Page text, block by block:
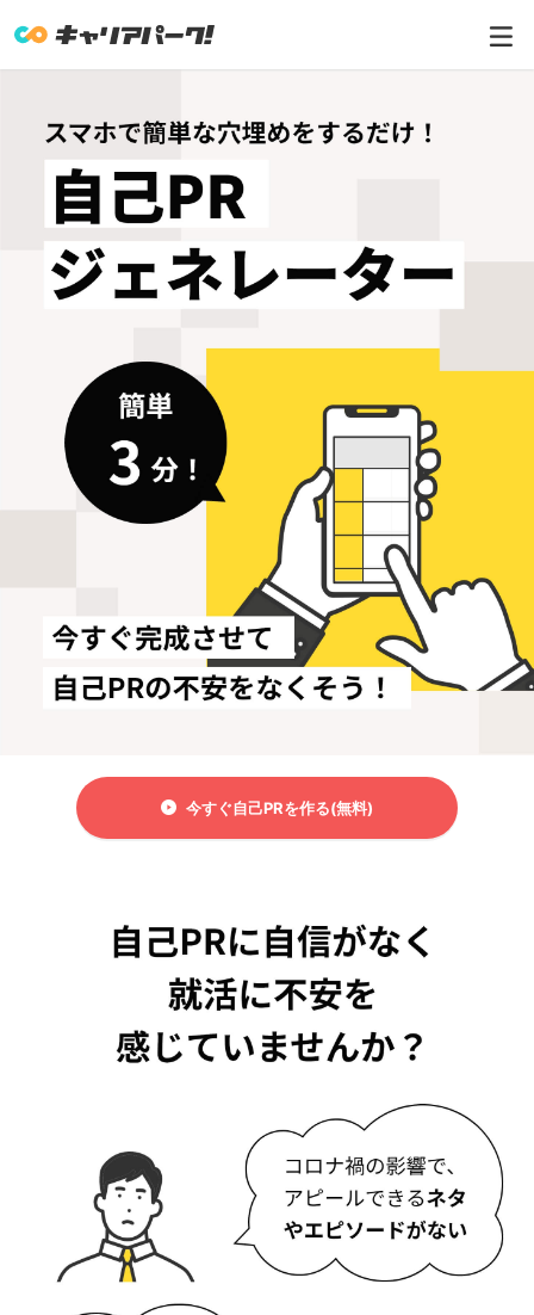
今すぐ自己PRを作る(無料)